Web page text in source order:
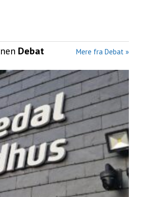
Debat Mere fra Debat »